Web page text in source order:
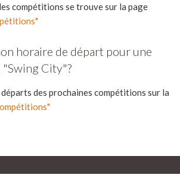
compétitions se trouve sur la page
horaire de départ pour une
City"?
des prochaines compétitions sur la